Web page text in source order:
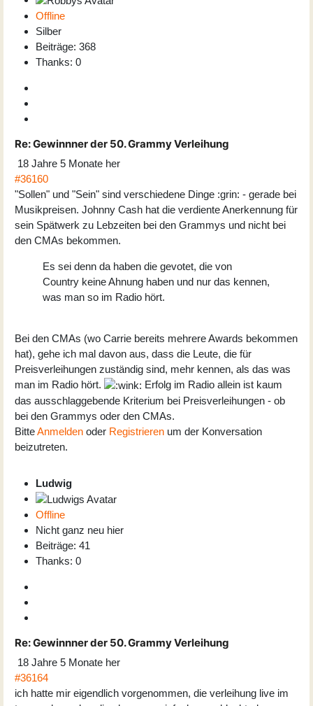
Offline
Silber
Beiträge: 368
Thanks: 0
Re:Gewinnner der 50. Grammy Verleihung
18 Jahre 5 Monate her
#36160
"Sollen" und "Sein" sind verschiedene Dinge :grin: - gerade bei
Musikpreisen. Johnny Cash hat die verdiente Anerkennung für
sein Spätwerk zu Lebzeiten bei den Grammys und nicht bei
den CMAs bekommen.
Es sei denn da haben die gevotet, die von
Country keine Ahnung haben und nur das kennen,
was man so im Radio hört.
Bei den CMAs (wo Carrie bereits mehrere Awards bekommen
hat), gehe ich mal davon aus, dass die Leute, die für
Preisverleihungen zuständig sind, mehr kennen, als das was
man im Radio hört.
Erfolg im Radio allein ist kaum
das ausschlaggebende Kriterium bei Preisverleihungen - ob
bei den Grammys oder den CMAs.
BitteAnmelden oder Registrieren um der Konversation
beizutreten.
Ludwig
Offline
Nicht ganz neu hier
Beiträge: 41
Thanks: 0
Re:Gewinnner der 50. Grammy Verleihung
18 Jahre 5 Monate her
#36164
ich hatte mir eigendlich vorgenommen, die verleihung live im